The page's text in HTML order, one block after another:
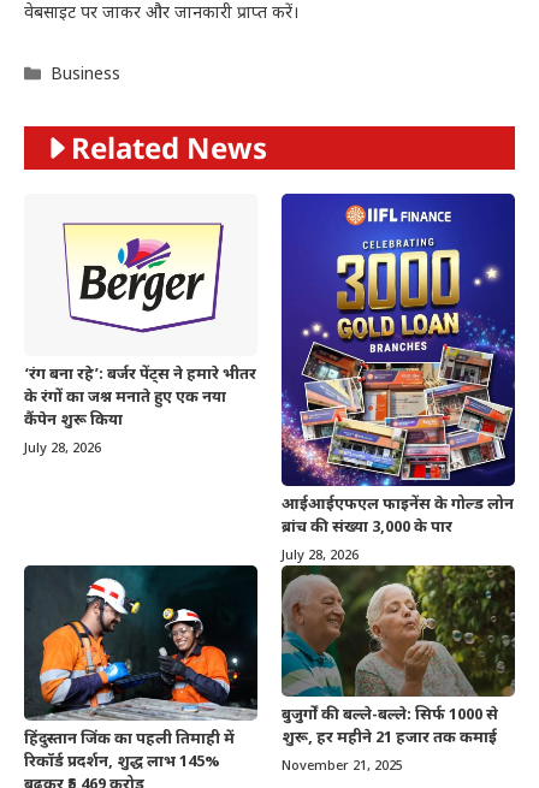
वेबसाइट पर जाकर और जानकारी प्राप्त करें।
Categories
Business
Related News
‘रंग बना रहे’: बर्जर पेंट्स ने हमारे भीतर
के रंगों का जश्न मनाते हुए एक नया
कैंपेन शुरू किया
July 28, 2026
आईआईएफएल फाइनेंस के गोल्ड लोन
ब्रांच की संख्या 3,000 के पार
July 28, 2026
हिंदुस्तान जिंक का पहली तिमाही में
रिकॉर्ड प्रदर्शन, शुद्ध लाभ 145%
बुजुर्गों की बल्ले-बल्ले: सिर्फ 1000 से
शुरू, हर महीने 21 हजार तक कमाई
November 21, 2025